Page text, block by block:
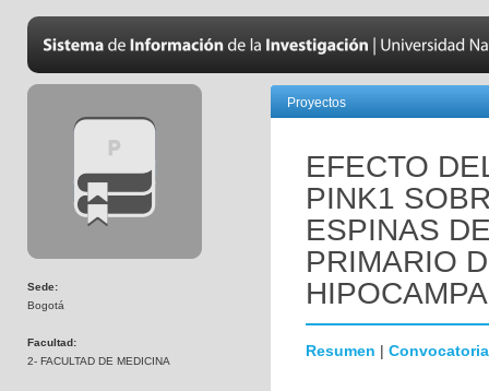
Sede:
Bogotá
Facultad:
2- FACULTAD DE MEDICINA
Proyectos
EFECTO
PINK1
ESPINAS
PRIMARIO
Resumen | Convocatoria